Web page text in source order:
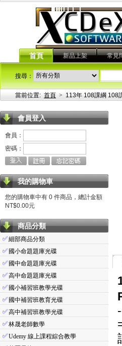
首頁 新品上架 常見
搜尋：
當前位置: 首頁 > 113年 108課綱 108
會員登入
會員：
密碼：
我的購物車
您的購物車中有 0 件商品，總計金額
NT$0.00元
商品分類
✅細部商品分類
✅ 國小命題題庫光碟
✅ 國中命題題庫光碟
✅高中命題題庫光碟
✅ 國小補習班教學光碟
✅ 國中補習班教育光碟
✅高中補習班教學光碟
✅林晟老師數學
✅Udemy 線上課程綜合教學